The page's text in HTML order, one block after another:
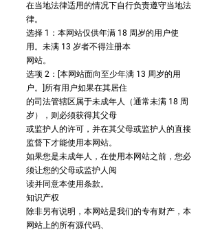
在当地法律适用的情况下自行负责遵守当地法
律。
选择 1：本网站仅供年满 18 周岁的用户使
用。未满 13 岁者不得注册本
网站。
选项 2：[本网站面向至少年满 13 周岁的用
户。]所有用户如果在其居住
的司法管辖区属于未成年人（通常未满 18 周
岁），则必须获得其父母
或监护人的许可，并在其父母或监护人的直接
监督下才能使用本网站。
如果您是未成年人，在使用本网站之前，您必
须让您的父母或监护人阅
读并同意本使用条款。
知识产权
除非另有说明，本网站是我们的专有财产，本
网站上的所有源代码、